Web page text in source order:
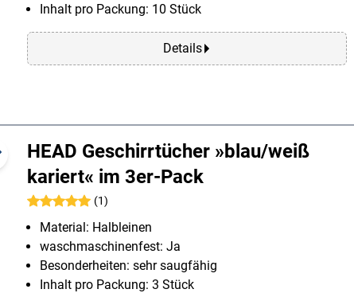
Inhalt pro Packung: 10 Stück
Details
HEAD Geschirrtücher »blau/weiß
kariert« im 3er-Pack
(1)
Material: Halbleinen
waschmaschinenfest: Ja
Besonderheiten: sehr saugfähig
Inhalt pro Packung: 3 Stück